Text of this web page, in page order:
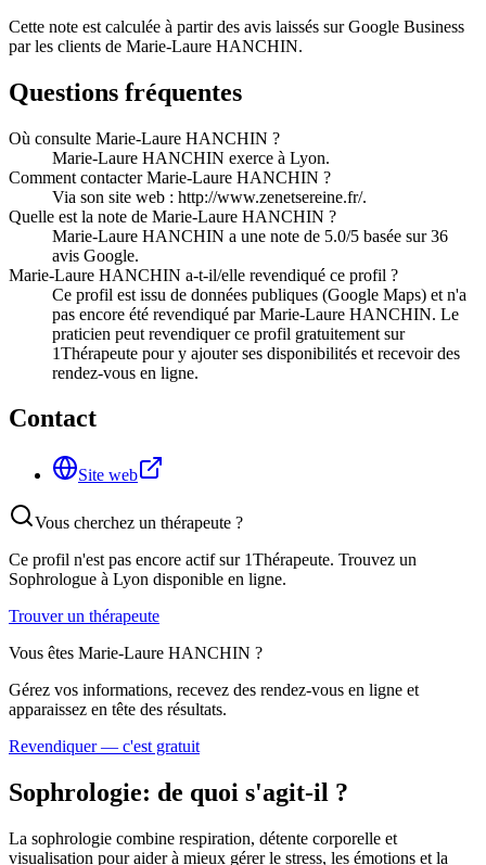
Cette note est calculée à partir des avis laissés sur Google Business
par les clients de Marie-Laure HANCHIN.
Questions fréquentes
Où consulte Marie-Laure HANCHIN ?
Marie-Laure HANCHIN exerce à Lyon.
Comment contacter Marie-Laure HANCHIN ?
Via son site web : http://www.zenetsereine.fr/.
Quelle est la note de Marie-Laure HANCHIN ?
Marie-Laure HANCHIN a une note de 5.0/5 basée sur 36
avis Google.
Marie-Laure HANCHIN a-t-il/elle revendiqué ce profil ?
Ce profil est issu de données publiques (Google Maps) et n'a
pas encore été revendiqué par Marie-Laure HANCHIN. Le
praticien peut revendiquer ce profil gratuitement sur
1Thérapeute pour y ajouter ses disponibilités et recevoir des
rendez-vous en ligne.
Contact
Site web
Vous cherchez un thérapeute ?
Ce profil n'est pas encore actif sur 1Thérapeute. Trouvez un
Sophrologue à Lyon disponible en ligne.
Trouver un thérapeute
Vous êtes Marie-Laure HANCHIN ?
Gérez vos informations, recevez des rendez-vous en ligne et
apparaissez en tête des résultats.
Revendiquer — c'est gratuit
Sophrologie: de quoi s'agit-il ?
La sophrologie combine respiration, détente corporelle et
visualisation pour aider à mieux gérer le stress, les émotions et la